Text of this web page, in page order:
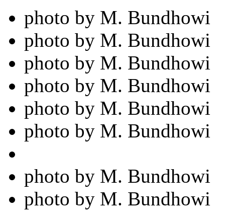
photo by M. Bundhowi
photo by M. Bundhowi
photo by M. Bundhowi
photo by M. Bundhowi
photo by M. Bundhowi
photo by M. Bundhowi
photo by M. Bundhowi
photo by M. Bundhowi